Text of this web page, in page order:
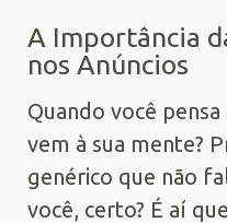
A Importância
nos Anúncios
Quando você pensa
vem à sua mente?
genérico que não
você, certo? É aí